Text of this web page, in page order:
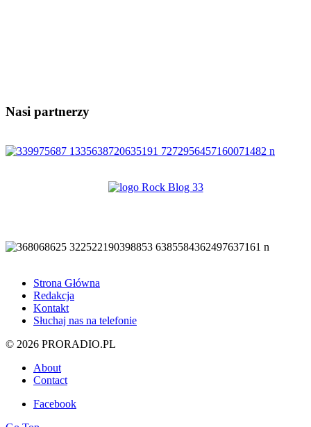
Nasi partnerzy
Strona Główna
Redakcja
Kontakt
Słuchaj nas na telefonie
© 2026 PRORADIO.PL
About
Contact
Facebook